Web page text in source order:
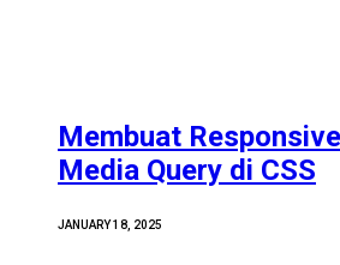
Membuat
Media Query di CSS
JANUARY 18, 2025